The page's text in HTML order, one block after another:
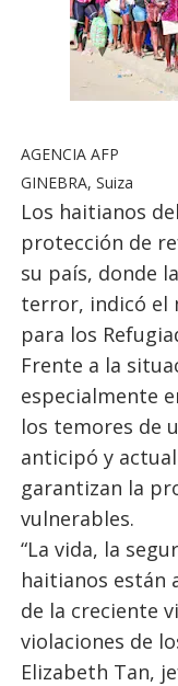
AGENCIA AFP
GINEBRA, Suiza
Los haitianos
protección de
su país, donde
terror, indicó el
para los
Frente a la
especialmente
los temores de
anticipó y
garantizan la
vulnerables.
“La vida, la
haitianos están
de la creciente
violaciones de
Elizabeth Tan,